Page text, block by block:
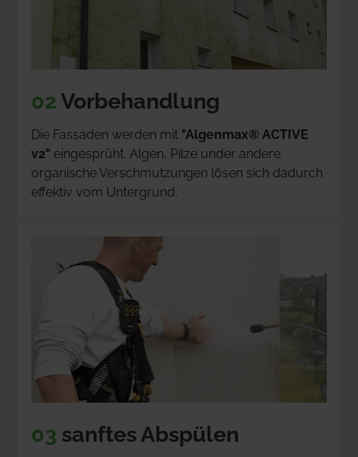
02 Vorbehandlung
Die Fassaden werden mit "Algenmax® ACTIVE
v2" eingesprüht. Algen, Pilze under andere
organische Verschmutzungen lösen sich dadurch
effektiv vom Untergrund.
03 sanftes Abspülen